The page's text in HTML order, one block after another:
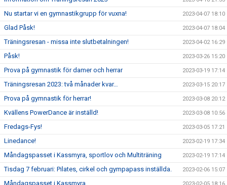
Nu startar vi en gymnastikgrupp för vuxna! 2023-04-07 18:10
Glad Påsk! 2023-04-07 18:04
Träningsresan - missa inte slutbetalningen! 2023-04-02 16:29
Påsk! 2023-03-26 15:20
Prova på gymnastik för damer och herrar 2023-03-19 17:14
Träningsresan 2023: två månader kvar… 2023-03-15 20:17
Prova på gymnastik för herrar! 2023-03-08 20:12
Kvällens PowerDance är inställd! 2023-03-08 10:56
Fredags-Fys! 2023-03-05 17:21
Linedance! 2023-02-19 17:34
Måndagspasset i Kassmyra, sportlov och Multiträning 2023-02-19 17:14
Tisdag 7 februari: Pilates, cirkel och gympapass inställda. 2023-02-06 15:07
Måndagspasset i Kassmyra